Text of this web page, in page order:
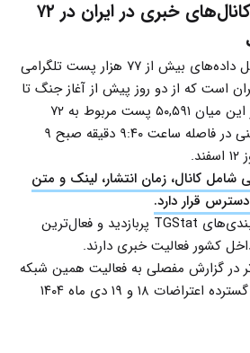
تحلیل آمار فعالیت کانال‌های خبری در ایران در ۷۲
این گزارش بر اساس تحلیل داده‌های بیش از ۷۷ هزار پست تلگرامی
ایران است که از دو روز پیش از آغاز جنگ تا
روز سوم منتشر شده‌اند. از این میان ۵۰,۵۹۱ پست مربوط به ۷۲
ساعت اول جنگ است. یعنی در فاصله ساعت ۹:۴۰ دقیقه صبح ۹
کانال، زمان انتشار، لینک و متن
این کانال‌ها بر اساس رده‌بندی‌های TGStat پربازدید و فعال‌ترین
کشور فعالیت خبری دارند.
در گزارش مفصلی به فعالیت همین شبکه
تلگرامی در جریان سرکوب گسترده اعتراضات ۱۸ و ۱۹ دی ماه ۱۴۰۴